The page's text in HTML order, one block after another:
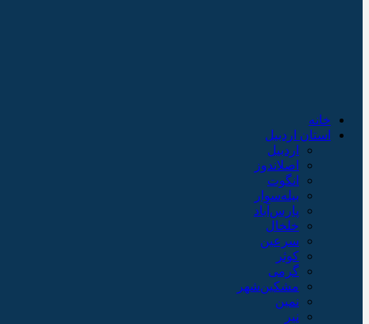
خانه
استان اردبیل
اردبیل
اصلاندوز
انگوت
بیله‌سوار
پارس‌آباد
خلخال
سرعین
کوثر
گرمی
مشکین‌شهر
نمین
نیر